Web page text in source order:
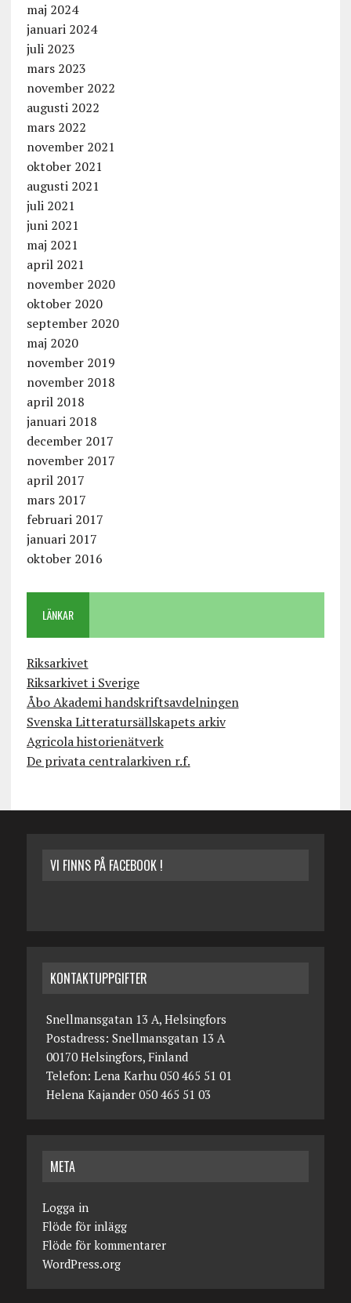
maj 2024
januari 2024
juli 2023
mars 2023
november 2022
augusti 2022
mars 2022
november 2021
oktober 2021
augusti 2021
juli 2021
juni 2021
maj 2021
april 2021
november 2020
oktober 2020
september 2020
maj 2020
november 2019
november 2018
april 2018
januari 2018
december 2017
november 2017
april 2017
mars 2017
februari 2017
januari 2017
oktober 2016
LÄNKAR
Riksarkivet
Riksarkivet i Sverige
Åbo Akademi handskriftsavdelningen
Svenska Litteratursällskapets arkiv
Agricola historienätverk
De privata centralarkiven r.f.
VI FINNS PÅ FACEBOOK !
KONTAKTUPPGIFTER
Snellmansgatan 13 A, Helsingfors
Postadress: Snellmansgatan 13 A
00170 Helsingfors, Finland
Telefon: Lena Karhu 050 465 51 01
Helena Kajander 050 465 51 03
META
Logga in
Flöde för inlägg
Flöde för kommentarer
WordPress.org